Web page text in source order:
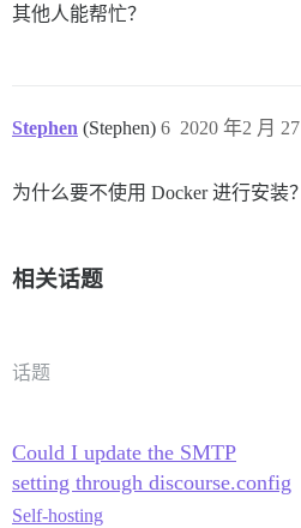
其他人能帮忙？
Stephen (Stephen) 2020 年2 月
6
为什么要不使用 Docker 进行安装？
相关话题
话题
Could I update the SMTP
setting through discourse.config
Self-hosting